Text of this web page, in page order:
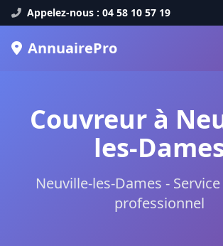
Appelez-nous : 04 58 10 57 19
AnnuairePro
Couvreur à
les-
Neuville-les-Dames -
professionnel